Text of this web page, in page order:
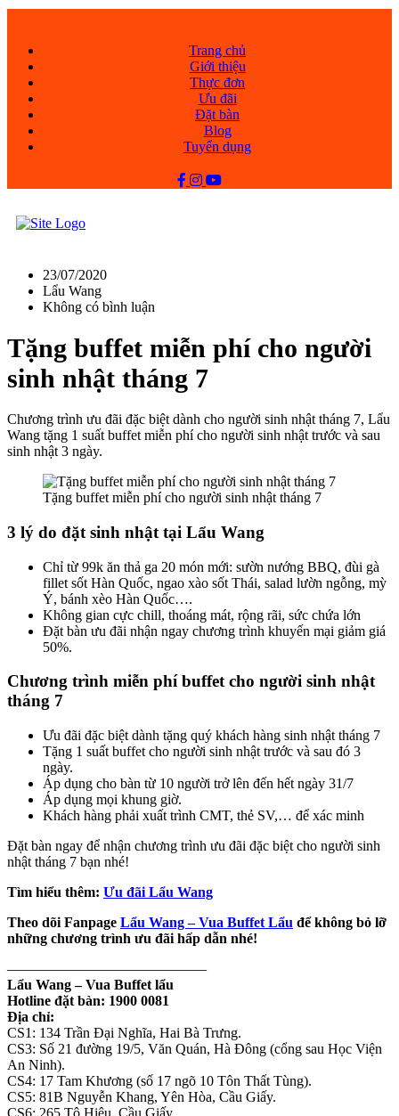
Trang chủ
Giới thiệu
Thực đơn
Ưu đãi
Đặt bàn
Blog
Tuyển dụng
23/07/2020
Lẩu Wang
Không có bình luận
Tặng buffet miễn phí cho người
sinh nhật tháng 7
Chương trình ưu đãi đặc biệt dành cho người sinh nhật tháng 7, Lẩu
Wang tặng 1 suất buffet miễn phí cho người sinh nhật trước và sau
sinh nhật 3 ngày.
Tặng buffet miễn phí cho người sinh nhật tháng 7
3 lý do đặt sinh nhật tại Lẩu Wang
Chỉ từ 99k ăn thả ga 20 món mới: sườn nướng BBQ, đùi gà
fillet sốt Hàn Quốc, ngao xào sốt Thái, salad lườn ngỗng, mỳ
Ý, bánh xèo Hàn Quốc….
Không gian cực chill, thoáng mát, rộng rãi, sức chứa lớn
Đặt bàn ưu đãi nhận ngay chương trình khuyến mại giảm giá
50%.
Chương trình miễn phí buffet cho người sinh nhật
tháng 7
Ưu đãi đặc biệt dành tặng quý khách hàng sinh nhật tháng 7
Tặng 1 suất buffet cho người sinh nhật trước và sau đó 3
ngày.
Áp dụng cho bàn từ 10 người trở lên đến hết ngày 31/7
Áp dụng mọi khung giờ.
Khách hàng phải xuất trình CMT, thẻ SV,… để xác minh
Đặt bàn ngay để nhận chương trình ưu đãi đặc biệt cho người sinh
nhật tháng 7 bạn nhé!
Tìm hiểu thêm: Ưu đãi Lẩu Wang
Theo dõi Fanpage Lẩu Wang – Vua Buffet Lẩu để không bỏ lỡ
những chương trình ưu đãi hấp dẫn nhé!
——————————————
Lẩu Wang – Vua Buffet lẩu
Hotline đặt bàn: 1900 0081
Địa chỉ:
CS1: 134 Trần Đại Nghĩa, Hai Bà Trưng.
CS3: Số 21 đường 19/5, Văn Quán, Hà Đông (cổng sau Học Viện
An Ninh).
CS4: 17 Tam Khương (số 17 ngõ 10 Tôn Thất Tùng).
CS5: 81B Nguyễn Khang, Yên Hòa, Cầu Giấy.
CS6: 265 Tô Hiệu, Cầu Giấy.